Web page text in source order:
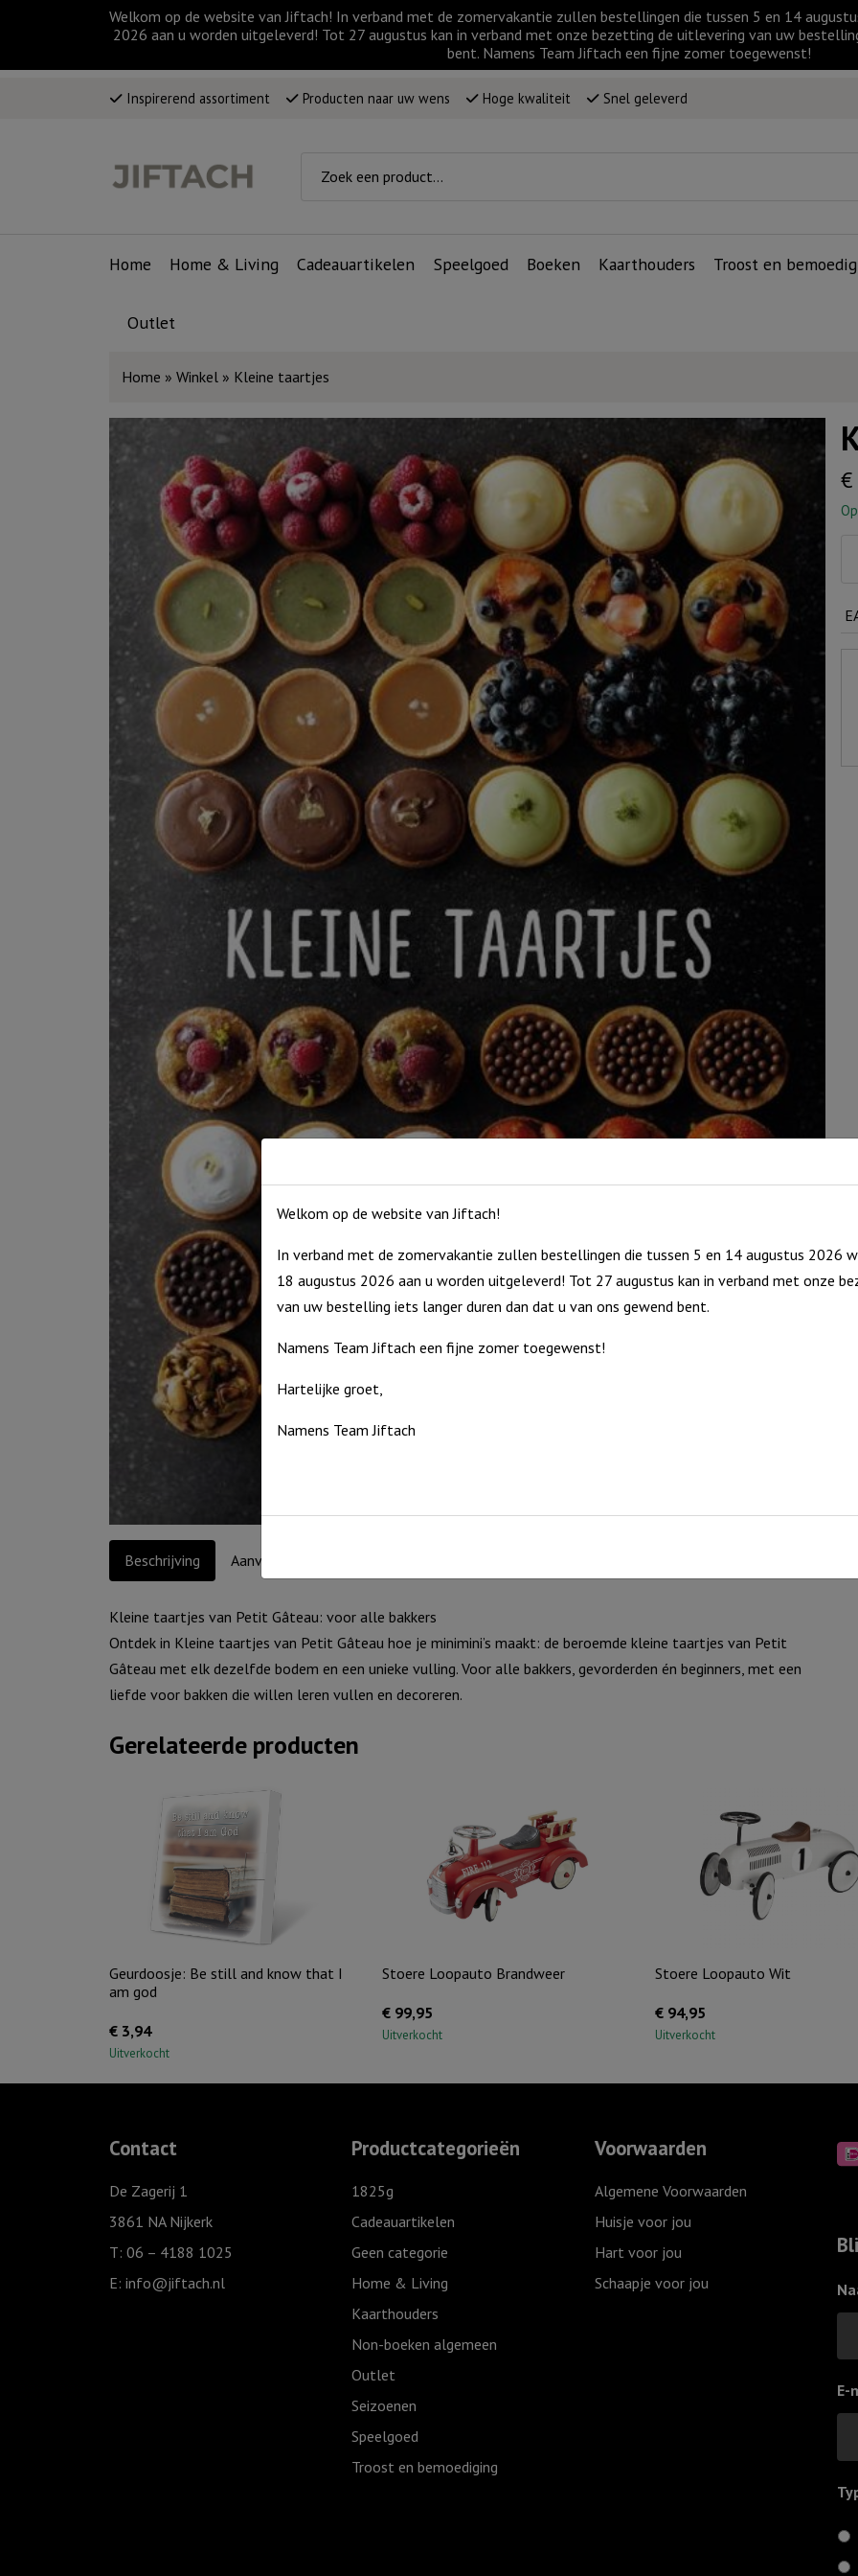
Welkom op de website van Jiftach! In verband met de zomervakantie zullen bestellingen die tussen 5 en 14
2026 aan u worden uitgeleverd! Tot 27 augustus kan in verband met onze bezetting de uitlevering van uw
bent. Namens Team Jiftach een fijne zomer toegewenst!
Inspirerend assortiment Producten naar uw wens Hoge kwaliteit Snel geleverd
Home Home & Living Cadeauartikelen Speelgoed Boeken Kaarthouders Troost en
Outlet
Home » Winkel » Kleine taartjes
€
Beschrijving Aanvullende informatie
Kleine taartjes van Petit Gâteau: voor alle bakkers
Ontdek in Kleine taartjes van Petit Gâteau hoe je minimini’s maakt: de beroemde kleine taartjes van Petit
Gâteau met elk dezelfde bodem en een unieke vulling. Voor alle bakkers, gevorderden én beginners, met een
liefde voor bakken die willen leren vullen en decoreren.
Gerelateerde producten
Geurdoosje: Be still and know that I
am god
€ 3,94
Uitverkocht
Stoere Loopauto Brandweer
€ 99,95
Uitverkocht
Stoere Loopauto Wit
€ 94,95
Uitverkocht
Contact
De Zagerij 1
3861 NA Nijkerk
T: 06 – 4188 1025
E: info@jiftach.nl
Productcategorieën
1825g
Cadeauartikelen
Geen categorie
Home & Living
Kaarthouders
Non-boeken algemeen
Outlet
Seizoenen
Speelgoed
Troost en bemoediging
Voorwaarden
Algemene Voorwaarden
Huisje voor jou
Hart voor jou
Schaapje voor jou
E-
Welkom op de website van Jiftach!
In verband met de zomervakantie zullen bestellingen die tussen 5 en 14 augustus 2026
18 augustus 2026 aan u worden uitgeleverd! Tot 27 augustus kan in verband met onze
van uw bestelling iets langer duren dan dat u van ons gewend bent.
Namens Team Jiftach een fijne zomer toegewenst!
Hartelijke groet,
Namens Team Jiftach